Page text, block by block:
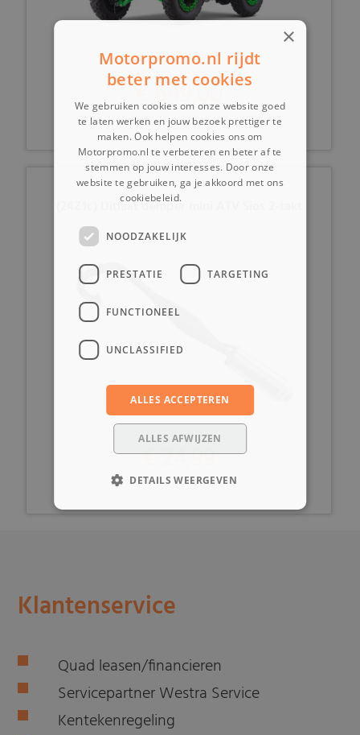
€ 649,00
(24Z1c) Uitlaat demper mini ATV Sios 2-takt
€ 24,99
Klantenservice
Quad leasen/financieren
Servicepartner Westra Service
Kentekenregeling
×
Motorpromo.nl rijdt
beter met cookies
We gebruiken cookies om onze website goed
te laten werken en jouw bezoek prettiger te
maken. Ook helpen cookies ons om
Motorpromo.nl te verbeteren en beter af te
stemmen op jouw interesses. Door onze
website te gebruiken, ga je akkoord met ons
cookiebeleid.
NOODZAKELIJK
PRESTATIE TARGETING
FUNCTIONEEL
UNCLASSIFIED
ALLES ACCEPTEREN
ALLES AFWIJZEN
DETAILS WEERGEVEN